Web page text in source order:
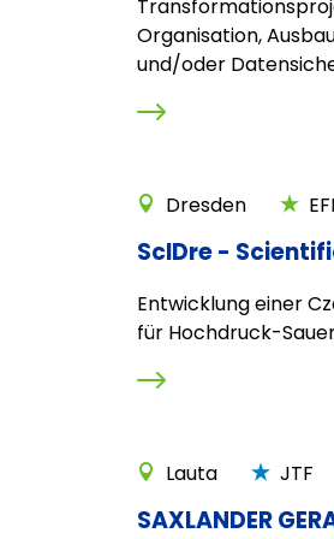
Organisation,
und/oder
Dresden
ScIDre -
Entwicklung einer
für Hochdruck-
Lauta JTF
SAXLANDER